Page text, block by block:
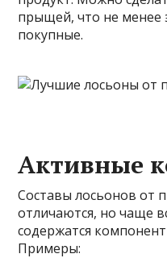
прыщей, что не менее
покупные.
Активные
Составы лосьонов от
отличаются, но чаще
содержатся
Примеры: